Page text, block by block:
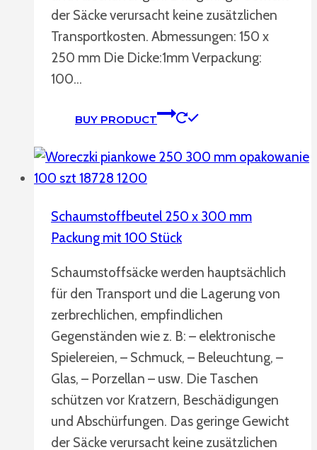
der Säcke verursacht keine zusätzlichen
Transportkosten. Abmessungen: 150 x
250 mm Die Dicke:1mm Verpackung:
100…
BUY PRODUCT
Schaumstoffbeutel 250 x 300 mm
Packung mit 100 Stück
Schaumstoffsäcke werden hauptsächlich
für den Transport und die Lagerung von
zerbrechlichen, empfindlichen
Gegenständen wie z. B: – elektronische
Spielereien, – Schmuck, – Beleuchtung, –
Glas, – Porzellan – usw. Die Taschen
schützen vor Kratzern, Beschädigungen
und Abschürfungen. Das geringe Gewicht
der Säcke verursacht keine zusätzlichen